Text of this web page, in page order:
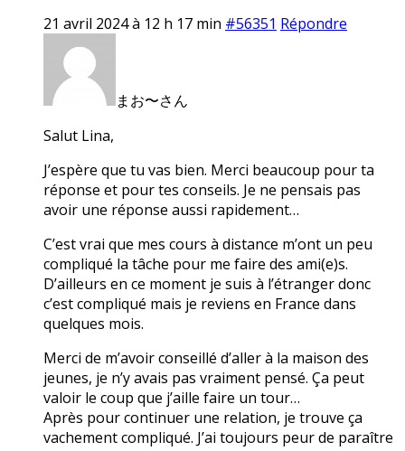
21 avril 2024 à 12 h 17 min #56351 Répondre
まお〜さん
Salut Lina,
J’espère que tu vas bien. Merci beaucoup pour ta
réponse et pour tes conseils. Je ne pensais pas
avoir une réponse aussi rapidement…
C’est vrai que mes cours à distance m’ont un peu
compliqué la tâche pour me faire des ami(e)s.
D’ailleurs en ce moment je suis à l’étranger donc
c’est compliqué mais je reviens en France dans
quelques mois.
Merci de m’avoir conseillé d’aller à la maison des
jeunes, je n’y avais pas vraiment pensé. Ça peut
valoir le coup que j’aille faire un tour…
Après pour continuer une relation, je trouve ça
vachement compliqué. J’ai toujours peur de paraître